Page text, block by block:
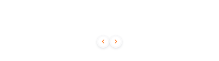
 